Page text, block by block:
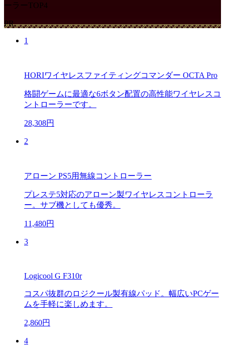
ーラーTOP4
PR
1
HORIワイヤレスファイティングコマンダー OCTA Pro
格闘ゲームに最適な6ボタン配置の高性能ワイヤレスコ
ントローラーです。
28,308円
2
アローン PS5用無線コントローラー
プレステ5対応のアローン製ワイヤレスコントローラ
ー。サブ機としても優秀。
11,480円
3
Logicool G F310r
コスパ抜群のロジクール製有線パッド。幅広いPCゲー
ムを手軽に楽しめます。
2,860円
4